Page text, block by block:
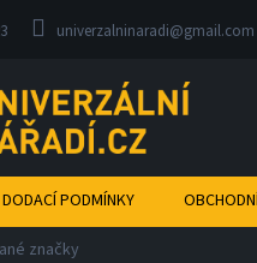
univerzalninaradi@gmail.com
DODACÍ PODMÍNKY
značky